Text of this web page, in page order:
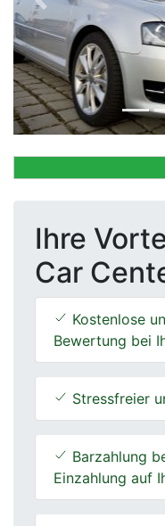
Previous
Ihre
Car
Kostenlose
Bewertung bei
Stressfreier
Barzahlung
Einzahlung auf